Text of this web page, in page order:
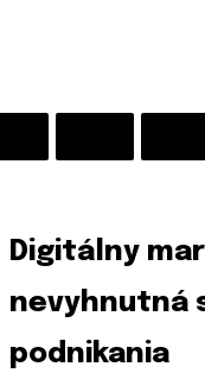
Digitálny
nevyhnutná
podnikania